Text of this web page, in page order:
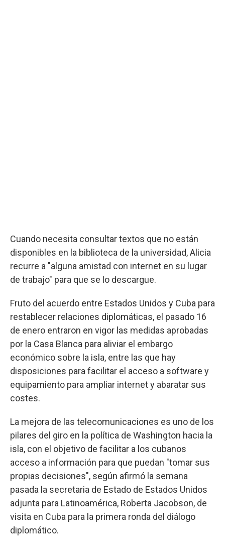
Cuando necesita consultar textos que no están
disponibles en la biblioteca de la universidad, Alicia
recurre a "alguna amistad con internet en su lugar
de trabajo" para que se lo descargue.
Fruto del acuerdo entre Estados Unidos y Cuba para
restablecer relaciones diplomáticas, el pasado 16
de enero entraron en vigor las medidas aprobadas
por la Casa Blanca para aliviar el embargo
económico sobre la isla, entre las que hay
disposiciones para facilitar el acceso a software y
equipamiento para ampliar internet y abaratar sus
costes.
La mejora de las telecomunicaciones es uno de los
pilares del giro en la política de Washington hacia la
isla, con el objetivo de facilitar a los cubanos
acceso a información para que puedan "tomar sus
propias decisiones", según afirmó la semana
pasada la secretaria de Estado de Estados Unidos
adjunta para Latinoamérica, Roberta Jacobson, de
visita en Cuba para la primera ronda del diálogo
diplomático.